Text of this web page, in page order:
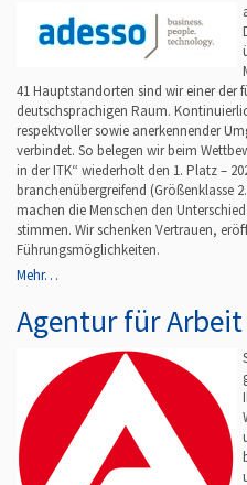
41 Hauptstandorten sind wir einer der
deutschsprachigen Raum.
respektvoller sowie anerkennender
verbindet. So belegen wir beim
in der ITK“ wiederholt den 1. Platz –
branchenübergreifend (Größenklasse
machen die Menschen den
stimmen. Wir schenken Vertrauen,
Führungsmöglichkeiten.
Mehr…
Agentur für